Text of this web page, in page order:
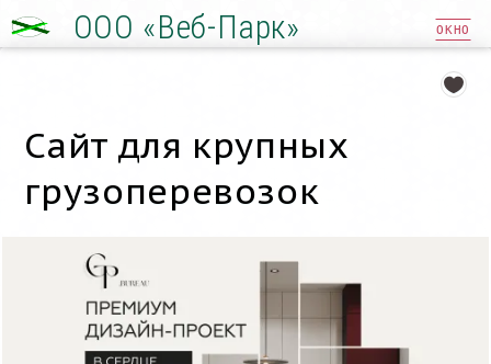
ООО «Веб-Парк» ОКНО
Сайт для крупных
грузоперевозок